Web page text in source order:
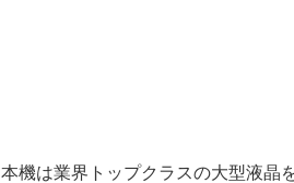
機は業界トップクラスの大型液晶